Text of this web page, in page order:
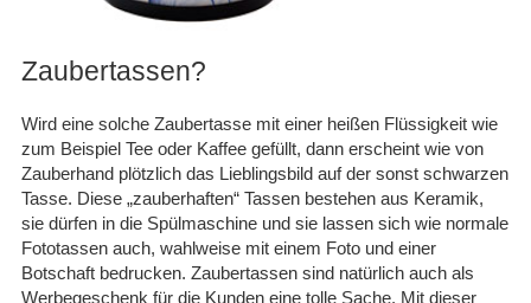
Zaubertassen?
Wird eine solche Zaubertasse mit einer heißen Flüssigkeit wie
zum Beispiel Tee oder Kaffee gefüllt, dann erscheint wie von
Zauberhand plötzlich das Lieblingsbild auf der sonst schwarzen
Tasse. Diese „zauberhaften“ Tassen bestehen aus Keramik,
sie dürfen in die Spülmaschine und sie lassen sich wie normale
Fototassen auch, wahlweise mit einem Foto und einer
Botschaft bedrucken. Zaubertassen sind natürlich auch als
Werbegeschenk für die Kunden eine tolle Sache. Mit dieser